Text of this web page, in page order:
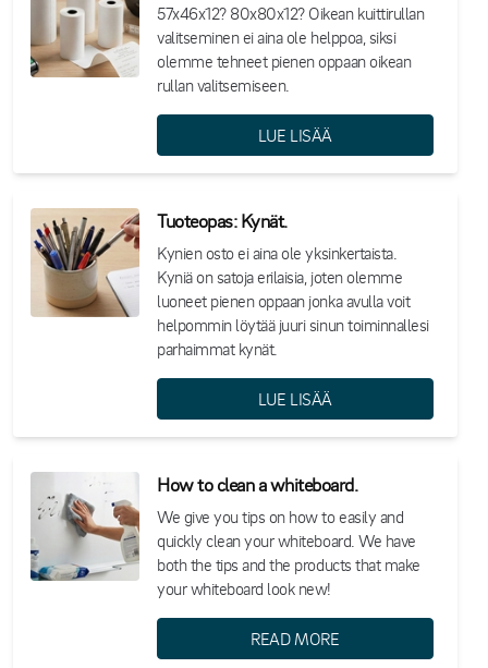
57x46x12? 80x80x12? Oikean kuittirullan
valitseminen ei aina ole helppoa, siksi
olemme tehneet pienen oppaan oikean
rullan valitsemiseen.
LUE LISÄÄ
Tuoteopas: Kynät.
Kynien osto ei aina ole yksinkertaista.
Kyniä on satoja erilaisia, joten olemme
luoneet pienen oppaan jonka avulla voit
helpommin löytää juuri sinun toiminnallesi
parhaimmat kynät.
LUE LISÄÄ
How to clean a whiteboard.
We give you tips on how to easily and
quickly clean your whiteboard. We have
both the tips and the products that make
your whiteboard look new!
READ MORE